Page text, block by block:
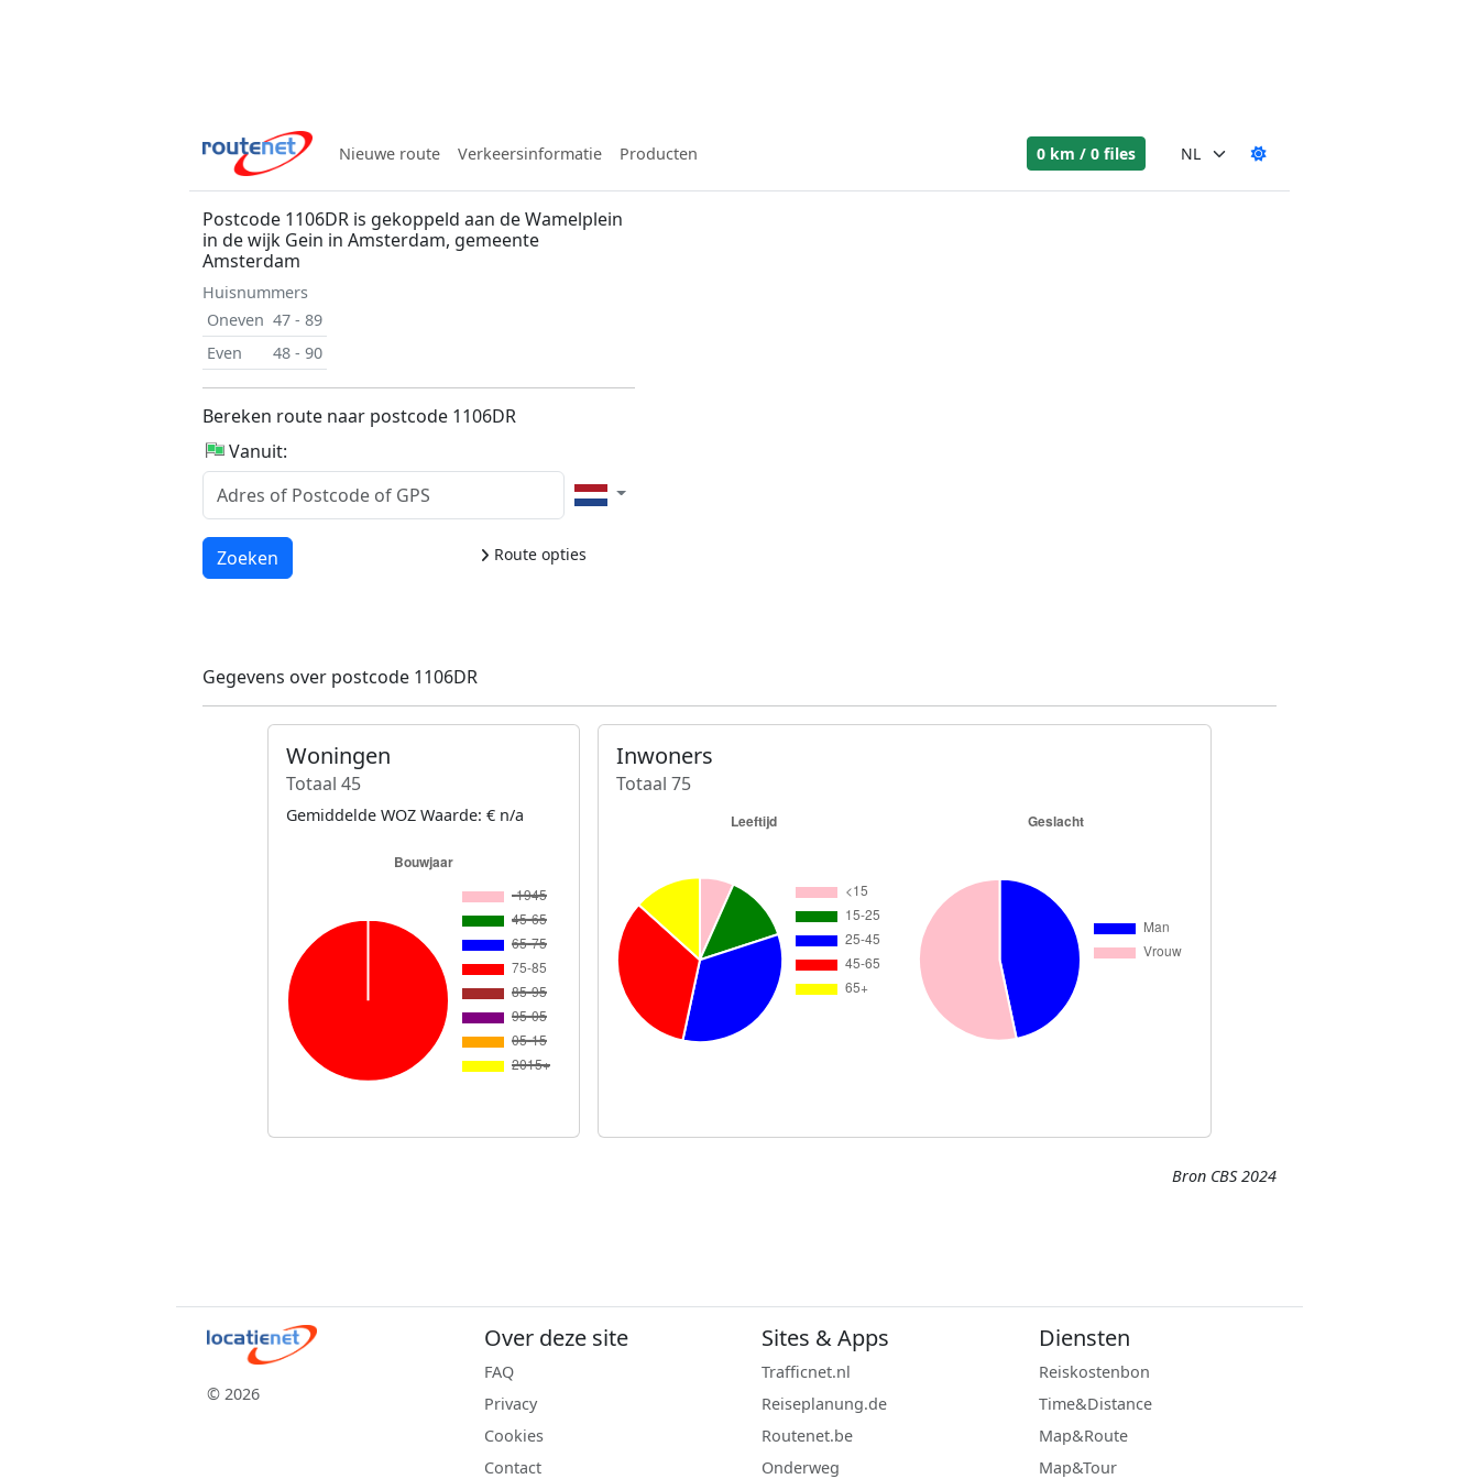
Nieuwe route Verkeersinformatie Producten 0 km / 0 files
Postcode 1106DR is gekoppeld aan de Wamelplein
in de wijk Gein in Amsterdam, gemeente
Amsterdam
Huisnummers
Oneven 47 - 89
Even
48 - 90
Bereken route naar postcode 1106DR
Vanuit:
Route opties
Laden...
Zoeken
Gegevens over postcode 1106DR
Woningen
Totaal 45
Gemiddelde WOZ Waarde: € n/a
Inwoners
Totaal 75
Bron CBS 2024
© 2026
Over deze site
FAQ
Privacy
Cookies
Contact
Sites & Apps
Trafficnet.nl
Reiseplanung.de
Routenet.be
Onderweg
Diensten
Reiskostenbon
Time&Distance
Map&Route
Map&Tour